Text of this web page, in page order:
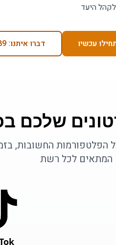
היעד
עכשיו דברו איתנו: 054-2383789
שלכם
הפלטפורמות החשובות,
המתאים לכל רשת